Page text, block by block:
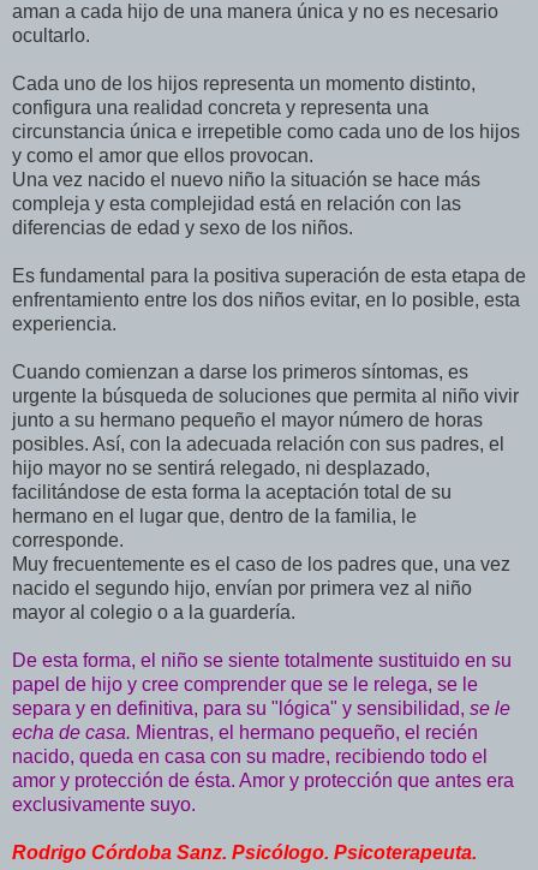
aman a cada hijo de una manera única y no es necesario
ocultarlo.
Cada uno de los hijos representa un momento distinto,
configura una realidad concreta y representa una
circunstancia única e irrepetible como cada uno de los hijos
y como el amor que ellos provocan.
Una vez nacido el nuevo niño la situación se hace más
compleja y esta complejidad está en relación con las
diferencias de edad y sexo de los niños.
Es fundamental para la positiva superación de esta etapa de
enfrentamiento entre los dos niños evitar, en lo posible, esta
experiencia.
Cuando comienzan a darse los primeros síntomas, es
urgente la búsqueda de soluciones que permita al niño vivir
junto a su hermano pequeño el mayor número de horas
posibles. Así, con la adecuada relación con sus padres, el
hijo mayor no se sentirá relegado, ni desplazado,
facilitándose de esta forma la aceptación total de su
hermano en el lugar que, dentro de la familia, le
corresponde.
Muy frecuentemente es el caso de los padres que, una vez
nacido el segundo hijo, envían por primera vez al niño
mayor al colegio o a la guardería.
De esta forma, el niño se siente totalmente sustituido en su
papel de hijo y cree comprender que se le relega, se le
separa y en definitiva, para su "lógica" y sensibilidad, se le
echa de casa. Mientras, el hermano pequeño, el recién
nacido, queda en casa con su madre, recibiendo todo el
amor y protección de ésta. Amor y protección que antes era
exclusivamente suyo.
Rodrigo Córdoba Sanz. Psicólogo. Psicoterapeuta.